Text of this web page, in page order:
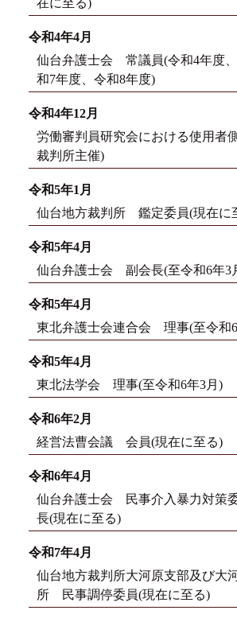
在に至る)
令和4年4月
仙台弁護士会 常議員(令和4年度
和7年度、令和8年度)
令和4年12月
労働審判員研究会における使用者
裁判所主催)
令和5年1月
仙台地方裁判所 鑑定委員(現在に
令和5年4月
仙台弁護士会 副会長(至令和6年3
令和5年4月
東北弁護士会連合会 理事(至令和
令和5年4月
東北法学会 理事(至令和6年3月)
令和6年2月
経営法曹会議 会員(現在に至る)
令和6年4月
仙台弁護士会 民事介入暴力対策
長(現在に至る)
令和7年4月
仙台地方裁判所大河原支部及び大
所 民事調停委員(現在に至る)